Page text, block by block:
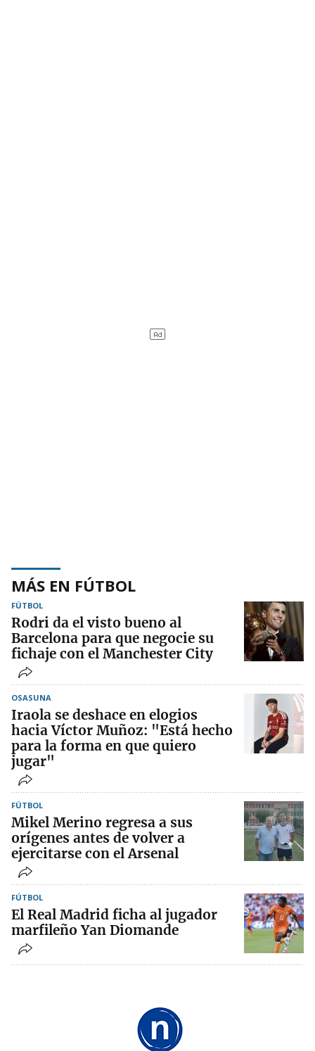
MÁS EN FÚTBOL
FÚTBOL
Rodri da el visto bueno al
Barcelona para que negocie su
fichaje con el Manchester City
OSASUNA
Iraola se deshace en elogios
hacia Víctor Muñoz: "Está hecho
para la forma en que quiero
jugar"
FÚTBOL
Mikel Merino regresa a sus
orígenes antes de volver a
ejercitarse con el Arsenal
FÚTBOL
El Real Madrid ficha al jugador
marfileño Yan Diomande